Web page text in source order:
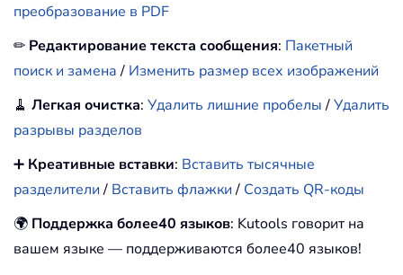
преобразование в PDF
✏ Редактирование текста сообщения: Пакетный
поиск и замена/ Изменить размер всех изображений
🧹 Легкая очистка: Удалить лишние пробелы/Удалить
разрывы разделов
➕ Креативные вставки: Вставить тысячные
разделители/ Вставить флажки/ Создать QR-коды
🌍 Поддержка более40 языков: Kutools говорит на
вашем языке — поддерживаются более40 языков!